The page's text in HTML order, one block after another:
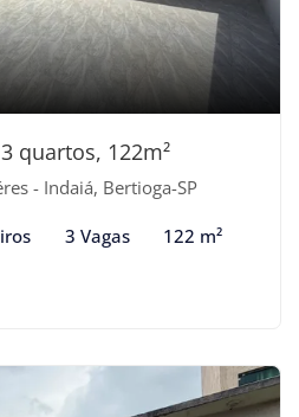
quartos, 122m²
- Indaiá, Bertioga-SP
3 Vagas 122 m²